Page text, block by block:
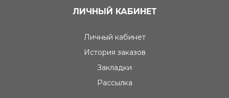
ЛИЧНЫЙ КАБИНЕТ
Личный кабинет
История заказов
Закладки
Рассылка